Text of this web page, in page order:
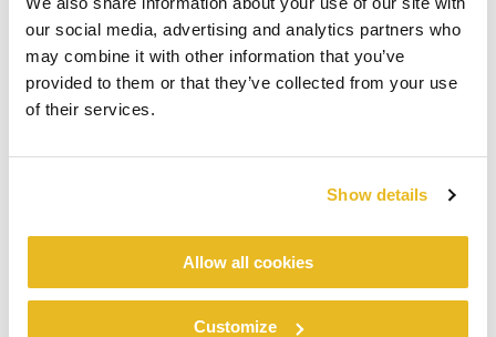
our social media, advertising and analytics partners who
may combine it with other information that you’ve
provided to them or that they’ve collected from your use
of their services.
Show details
Allow all cookies
Customize